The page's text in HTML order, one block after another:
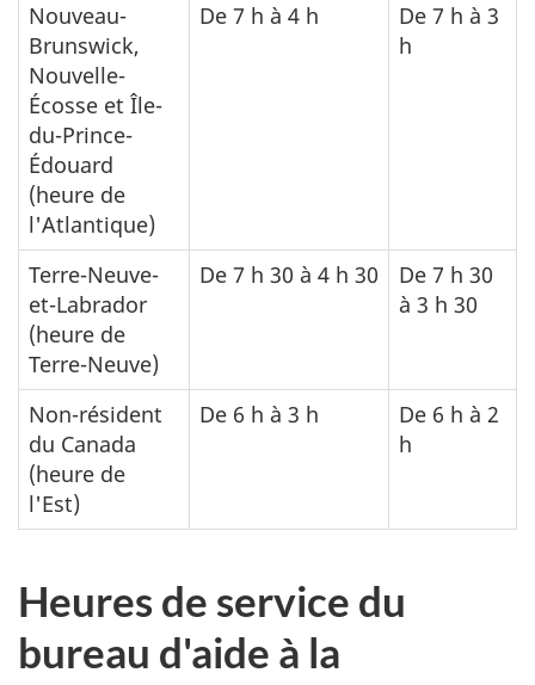
Nouveau-
Brunswick,
Nouvelle-
Écosse et Île-
du-Prince-
Édouard
(heure de
l'Atlantique)
De 7 h à 4 h
De 7 h à 3
h
Terre-Neuve-
et-Labrador
(heure de
Terre-Neuve)
De 7 h 30 à 4 h 30
De 7 h 30
à 3 h 30
Non-résident
du Canada
(heure de
l'Est)
De 6 h à 3 h
De 6 h à 2
h
Heures de service du
bureau d'aide à la